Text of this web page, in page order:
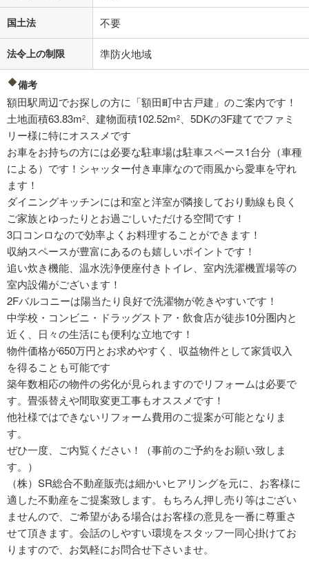
国土法 不要
法令上の制限 準防火地域
備考
額田駅周辺でお探しの方に「額田町中古戸建」のご案内です！
土地面積63.83m2 、建物面積102.52m2
、5DKの3F建てでファミ
リー様に特にオススメです
お車をお持ちの方には必要な駐車場は駐車スペース1台分（車種
による）です！シャッター付き車庫なので雨風から愛車を守れ
ます！
ダイニングキッチンには和室と洋室が隣接しており動線も良く
ご家族とゆったりとお過ごしいただける空間です！
3口コンロなので効率よくお料理することができます！
収納スペースが豊富にあるのも嬉しいポイントです！
追い炊き機能、温水洗浄便座付きトイレ、室内洗濯機置場等の
室内設備がございます！
2Fバルコニーは陽当たり良好で洗濯物が乾きやすいです！
中学校・コンビニ・ドラッグストア・飲食店が徒歩10分圏内と
近く、日々の生活にも便利な立地です！
物件価格が650万円とお求めやすく、収益物件として家賃収入
を得ることも可能です
築年数相応の物件の劣化が見られますのでリフォームは必要で
す。畳張替えや間取変更工事もオススメです！
他社様ではできないリフォーム費用のご提案が可能となりま
す。
ぜひ一度、ご内覧ください！（事前のご予約をお願い致しま
す。）
（株）SR総合不動産販売は細かいヒアリングを元に、お客様に
適した不動産をご提案致します。もちろん押し売り等はござい
ませんので、ご希望がある場合はお客様の意見を一番に尊重さ
せて頂きます。会話のしやすい環境をスタッフ一同心掛けてお
りますので、お気軽にお問合せ下さいませ。